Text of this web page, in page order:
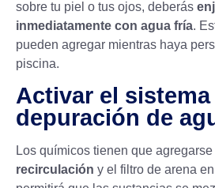
sobre tu piel o tus ojos, deberás
inmediatamente con agua fría.
pueden agregar mientras haya
piscina.
Activar el sistema
depuración de
Los químicos tienen que
recirculación y el filtro de arena